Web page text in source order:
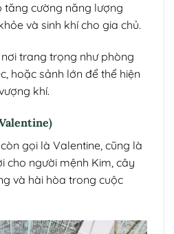
tăng cường năng lượng
và sinh khí cho gia chủ.
trang trọng như phòng
hoặc sảnh lớn để thể hiện
khí.
gọi là Valentine, cũng là
cho người mệnh Kim, cây
và hài hòa trong cuộc